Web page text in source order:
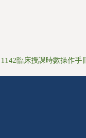
1142臨床授課時數操作手